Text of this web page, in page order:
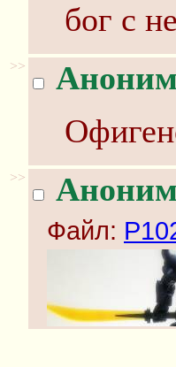
бог с
>> Аноним
>> Аноним
Файл: